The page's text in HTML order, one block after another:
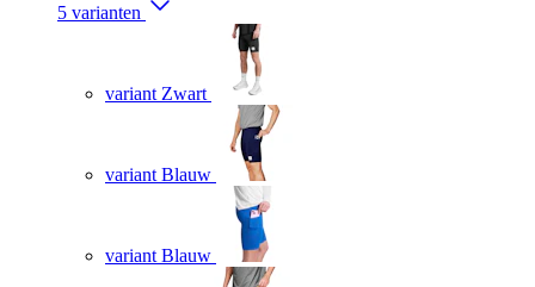
5 varianten
variant Zwart
variant Blauw
variant Blauw